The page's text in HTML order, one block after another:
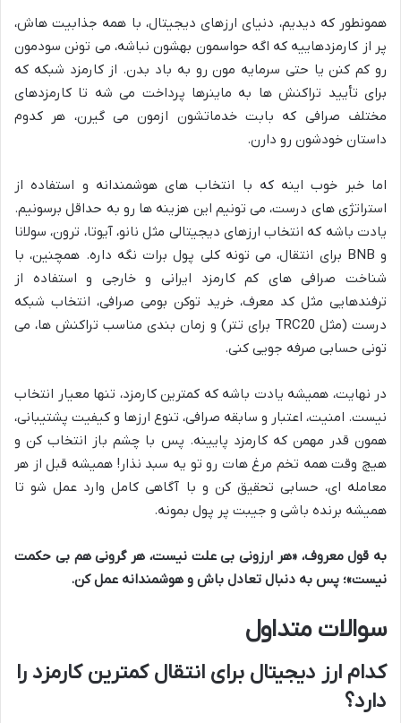
همونطور که دیدیم، دنیای ارزهای دیجیتال، با همه جذابیت هاش،
پر از کارمزدهاییه که اگه حواسمون بهشون نباشه، می تونن سودمون
رو کم کنن یا حتی سرمایه مون رو به باد بدن. از کارمزد شبکه که
برای تأیید تراکنش ها به ماینرها پرداخت می شه تا کارمزدهای
مختلف صرافی که بابت خدماتشون ازمون می گیرن، هر کدوم
داستان خودشون رو دارن.
اما خبر خوب اینه که با انتخاب های هوشمندانه و استفاده از
استراتژی های درست، می تونیم این هزینه ها رو به حداقل برسونیم.
یادت باشه که انتخاب ارزهای دیجیتالی مثل نانو، آیوتا، ترون، سولانا
و BNB برای انتقال، می تونه کلی پول برات نگه داره. همچنین، با
شناخت صرافی های کم کارمزد ایرانی و خارجی و استفاده از
ترفندهایی مثل کد معرف، خرید توکن بومی صرافی، انتخاب شبکه
درست (مثل TRC20 برای تتر) و زمان بندی مناسب تراکنش ها، می
تونی حسابی صرفه جویی کنی.
در نهایت، همیشه یادت باشه که کمترین کارمزد، تنها معیار انتخاب
نیست. امنیت، اعتبار و سابقه صرافی، تنوع ارزها و کیفیت پشتیبانی،
همون قدر مهمن که کارمزد پایینه. پس با چشم باز انتخاب کن و
هیچ وقت همه تخم مرغ هات رو تو یه سبد نذار! همیشه قبل از هر
معامله ای، حسابی تحقیق کن و با آگاهی کامل وارد عمل شو تا
همیشه برنده باشی و جیبت پر پول بمونه.
به قول معروف، «هر ارزونی بی علت نیست، هر گرونی هم بی حکمت
نیست»؛ پس به دنبال تعادل باش و هوشمندانه عمل کن.
سوالات متداول
کدام ارز دیجیتال برای انتقال کمترین کارمزد را
دارد؟